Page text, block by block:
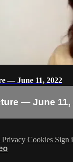
— June 11, 2022
— June 11,
Privacy Cookies Sign